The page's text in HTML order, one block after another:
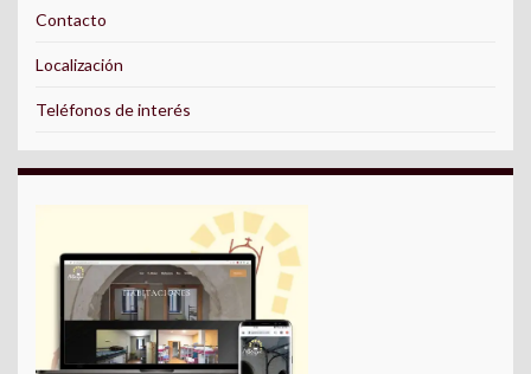
Contacto
Localización
Teléfonos de interés